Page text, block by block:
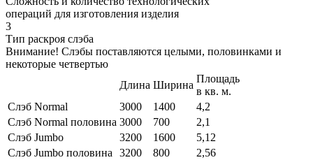
операций для изготовления изделия
3
Тип раскроя слэба
Внимание! Слэбы поставляются целыми, половинками и
некоторые четвертью
Длина Ширина
Площадь
в кв. м.
Слэб Normal
3000 1400
4,2
Слэб Normal половина 3000 700
2,1
Слэб Jumbo
3200 1600
5,12
Слэб Jumbo половина
3200 800
2,56